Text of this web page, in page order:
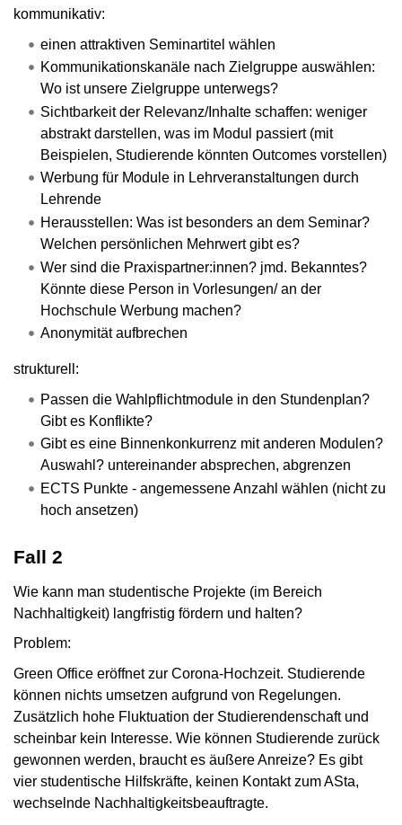
kommunikativ:
einen attraktiven Seminartitel wählen
Kommunikationskanäle nach Zielgruppe auswählen:
Wo ist unsere Zielgruppe unterwegs?
Sichtbarkeit der Relevanz/Inhalte schaffen: weniger
abstrakt darstellen, was im Modul passiert (mit
Beispielen, Studierende könnten Outcomes vorstellen)
Werbung für Module in Lehrveranstaltungen durch
Lehrende
Herausstellen: Was ist besonders an dem Seminar?
Welchen persönlichen Mehrwert gibt es?
Wer sind die Praxispartner:innen? jmd. Bekanntes?
Könnte diese Person in Vorlesungen/ an der
Hochschule Werbung machen?
Anonymität aufbrechen
strukturell:
Passen die Wahlpflichtmodule in den Stundenplan?
Gibt es Konflikte?
Gibt es eine Binnenkonkurrenz mit anderen Modulen?
Auswahl? untereinander absprechen, abgrenzen
ECTS Punkte - angemessene Anzahl wählen (nicht zu
hoch ansetzen)
Fall 2
Wie kann man studentische Projekte (im Bereich
Nachhaltigkeit) langfristig fördern und halten?
Problem:
Green Office eröffnet zur Corona-Hochzeit. Studierende
können nichts umsetzen aufgrund von Regelungen.
Zusätzlich hohe Fluktuation der Studierendenschaft und
scheinbar kein Interesse. Wie können Studierende zurück
gewonnen werden, braucht es äußere Anreize? Es gibt
vier studentische Hilfskräfte, keinen Kontakt zum ASta,
wechselnde Nachhaltigkeitsbeauftragte.